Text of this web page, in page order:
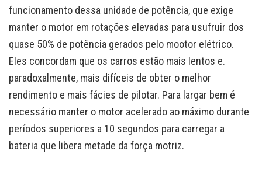
funcionamento dessa unidade de potência, que exige
manter o motor em rotações elevadas para usufruir dos
quase 50% de potência gerados pelo mootor elétrico.
Eles concordam que os carros estão mais lentos e.
paradoxalmente, mais difíceis de obter o melhor
rendimento e mais fácies de pilotar. Para largar bem é
necessário manter o motor acelerado ao máximo durante
períodos superiores a 10 segundos para carregar a
bateria que libera metade da força motriz.